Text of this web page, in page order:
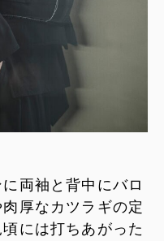
両袖と背中にバロ
厚なカツラギの定
には打ちあがった